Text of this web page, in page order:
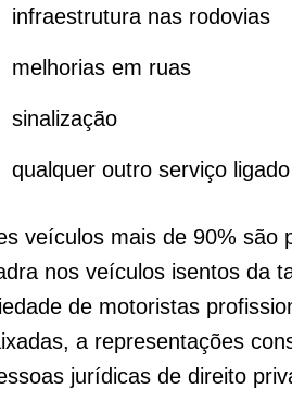
infraestrutura nas rodovias
melhorias em ruas
sinalização
qualquer outro serviço
veículos mais de 90% são
nos veículos isentos da
de motoristas
a representações
jurídicas de direito